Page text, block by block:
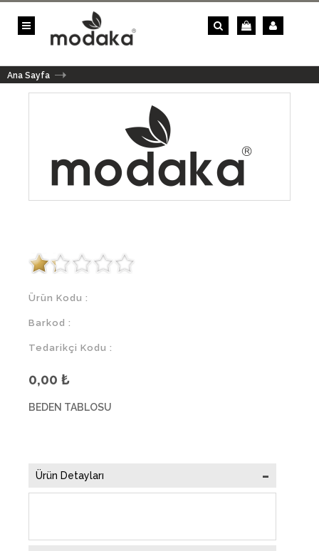
Ana Sayfa
Ürün Kodu :
Barkod :
Tedarikçi Kodu :
0,00 ₺
BEDEN TABLOSU
Ürün Detayları